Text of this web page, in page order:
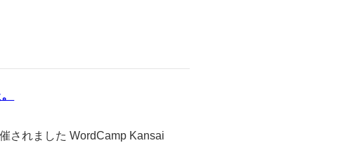
されました WordCamp Kansai